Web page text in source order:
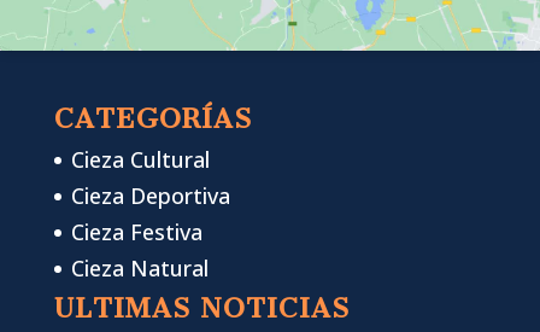
CATEGORÍAS
Cieza Cultural
Cieza Deportiva
Cieza Festiva
Cieza Natural
ULTIMAS NOTICIAS